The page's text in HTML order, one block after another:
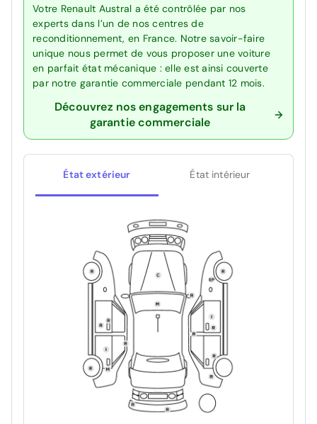
Votre Renault Austral a été contrôlée par nos
experts dans l’un de nos centres de
reconditionnement, en France. Notre savoir-faire
unique nous permet de vous proposer une voiture
en parfait état mécanique : elle est ainsi couverte
par notre garantie commerciale pendant 12 mois.
Découvrez nos engagements sur la
garantie commerciale
État extérieur État intérieur